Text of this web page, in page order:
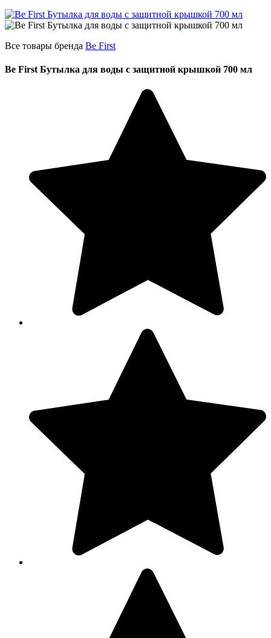
Все товары бренда Be First
Be First Бутылка для воды с защитной крышкой 700 мл